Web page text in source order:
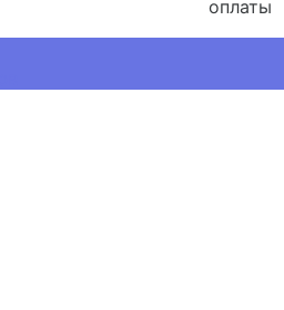
оплаты